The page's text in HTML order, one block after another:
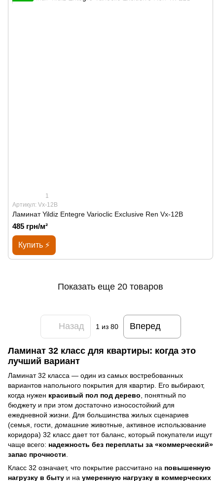
1
Артикул: Vx-12B
Ламинат Yildiz Entegre Varioclic Exclusive Ren Vx-12B
485 грн/м²
Купить ⚡
Показать еще 20 товаров
Назад 1 из 80 Вперед
Ламинат 32 класс для квартиры: когда это
лучший вариант
Ламинат 32 класса — один из самых востребованных
вариантов напольного покрытия для квартир. Его выбирают,
когда нужен красивый пол под дерево , понятный по
бюджету и при этом достаточно износостойкий для
ежедневной жизни. Для большинства жилых сценариев
(семья, гости, домашние животные, активное использование
коридора) 32 класс дает тот баланс, который покупатели ищут
чаще всего: надежность без переплаты за «коммерческий»
запас прочности
Класс 32 означает, что покрытие рассчитано на повышенную
нагрузку в быту и на умеренную нагрузку в коммерческих